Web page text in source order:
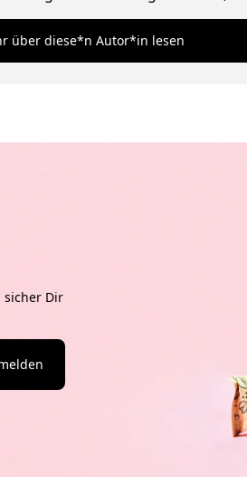
kann dauern!), schreibt sie
über diese*n Autor*in lesen
sicher Dir